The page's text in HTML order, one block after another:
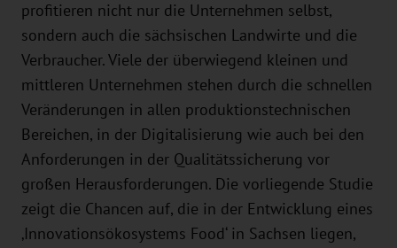
profitieren nicht nur die Unternehmen selbst,
sondern auch die sächsischen Landwirte und die
Verbraucher. Viele der überwiegend kleinen und
mittleren Unternehmen stehen durch die schnellen
Veränderungen in allen produktionstechnischen
Bereichen, in der Digitalisierung wie auch bei den
Anforderungen in der Qualitätssicherung vor
großen Herausforderungen. Die vorliegende Studie
zeigt die Chancen auf, die in der Entwicklung eines
‚Innovationsökosystems Food‘ in Sachsen liegen,